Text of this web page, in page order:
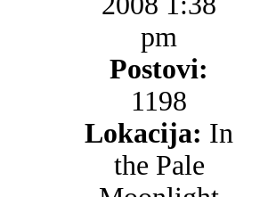
pm
Postovi:
1198
Lokacija: In
the Pale